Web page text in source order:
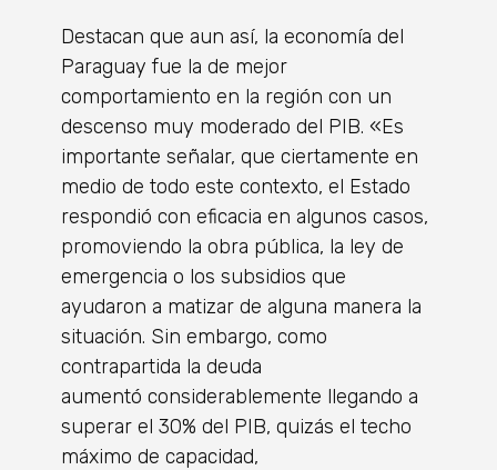
Destacan que aun así, la economía del
Paraguay fue la de mejor
comportamiento en la región con un
descenso muy moderado del PIB. «Es
importante señalar, que ciertamente en
medio de todo este contexto, el Estado
respondió con eficacia en algunos casos,
promoviendo la obra pública, la ley de
emergencia o los subsidios que
ayudaron a matizar de alguna manera la
situación. Sin embargo, como
contrapartida la deuda
aumentó considerablemente llegando a
superar el 30% del PIB, quizás el techo
máximo de capacidad,